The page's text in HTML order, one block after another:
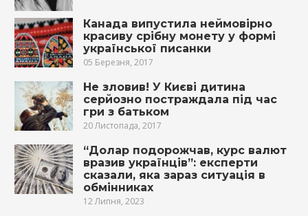
Канада випустила неймовірно
красиву срібну монету у формі
української писанки
05 Березня, 2017
Не зловив! У Києві дитина
серйозно постраждала під час
гри з батьком
20 Листопада, 2017
“Долар подорожчав, курс валют
вразив українців”: експерти
сказали, яка зараз ситуація в
обмінниках
12 Липня, 2023